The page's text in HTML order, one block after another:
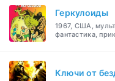
Геркулоиды
1967, США,
фантастика,
Ключи от